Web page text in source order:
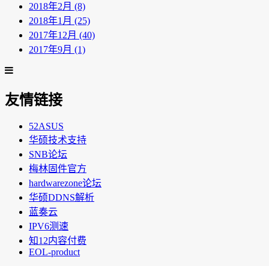
2018年2月 (8)
2018年1月 (25)
2017年12月 (40)
2017年9月 (1)
友情链接
52ASUS
华硕技术支持
SNB论坛
梅林固件官方
hardwarezone论坛
华硕DDNS解析
蓝奏云
IPV6测速
知12内容付费
EOL-product